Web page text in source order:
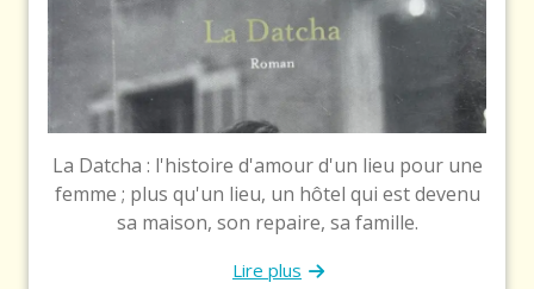
La Datcha : l'histoire d'amour d'un lieu pour une
femme ; plus qu'un lieu, un hôtel qui est devenu
sa maison, son repaire, sa famille.
Lire plus